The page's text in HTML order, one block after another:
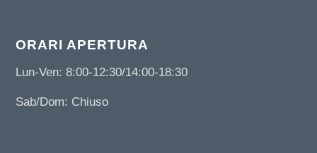
ORARI APERTURA
Lun-Ven: 8:00-12:30/14:00-18:30
Sab/Dom: Chiuso